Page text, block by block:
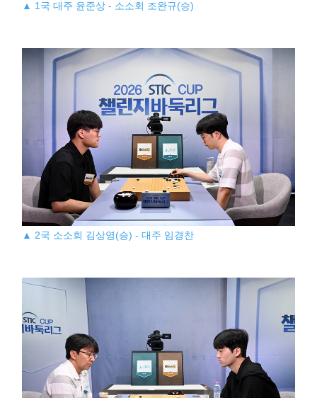
▲ 1국 대주 윤준상 - 소소회 조완규(승)
▲ 2국 소소회 김상영(승) - 대주 임경찬